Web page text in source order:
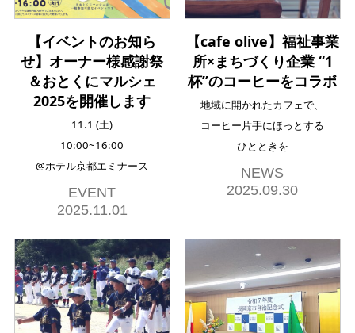
【イベントのお知ら
せ】オーナー様感謝祭
＆おとくにマルシェ
2025を開催します
11.1 (土)
10:00~16:00
@ホテル京都エミナース
EVENT
2025.11.01
【cafe olive】福祉事業
所×まちづくり企業 “1
杯”のコーヒーをコラボ
地域に開かれたカフェで、
コーヒー片手にほっとする
ひとときを
NEWS
2025.09.30